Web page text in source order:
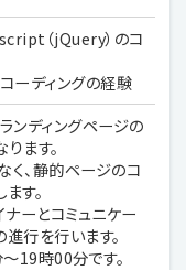
（jQuery）のコ
ーディングの経験
ンディングページの
ます。
く、静的ページのコ
す。
ナーとコミュニケー
行を行います。
19時00分です。